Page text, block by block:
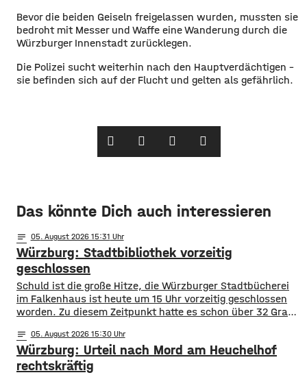
​Bevor die beiden Geiseln freigelassen wurden, mussten sie
bedroht mit Messer und Waffe eine Wanderung durch die
Würzburger Innenstadt zurücklegen.
​Die Polizei sucht weiterhin nach den Hauptverdächtigen –
sie befinden sich auf der Flucht und gelten als gefährlich.​
Das könnte Dich auch interessieren
notes 05. August 2026 15:31
Würzburg: Stadtbibliothek vorzeitig
geschlossen
Schuld ist die große Hitze, die Würzburger Stadtbücherei
im Falkenhaus ist heute um 15 Uhr vorzeitig geschlossen
worden. Zu diesem Zeitpunkt hatte es schon über 32 Grad
vorzeitige Schließung begründet die Stadt mit dem Schutz
der Gesundheit der Besucher, vor allem aber auch der
Beschäftigten in der Stadtbücherei. Das
notes 05. August 2026 15:30
Würzburg: Urteil nach Mord am Heuchelhof
rechtskräftig